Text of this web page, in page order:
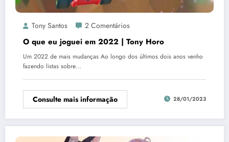
Tony Santos 2 Comentários
O que eu joguei em 2022 | Tony Horo
Um 2022 de mais mudanças Ao longo dos últimos dois anos venho
fazendo listas sobre…
Consulte mais informação 28/01/2023